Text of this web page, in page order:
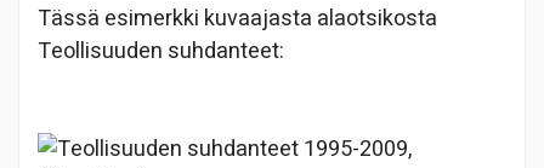
Tässä esimerkki kuvaajasta alaotsikosta
Teollisuuden suhdanteet: